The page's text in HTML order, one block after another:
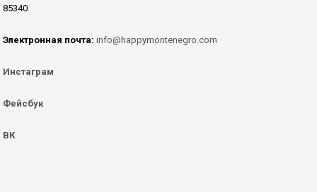
85340
Электронная почта: info@happymontenegro.com
Инстаграм
Фейсбук
ВК